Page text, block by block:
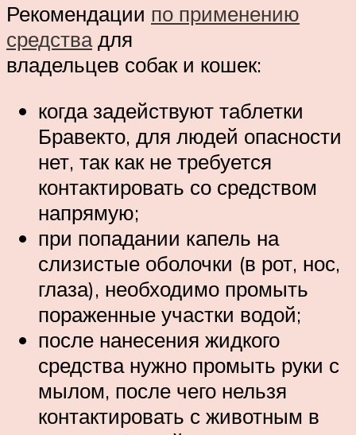
Рекомендации по применению
средствадля
владельцев собак и кошек:
когда задействуют таблетки
Бравекто, для людей опасности
нет, так как не требуется
контактировать со средством
напрямую;
при попадании капель на
слизистые оболочки (в рот, нос,
глаза), необходимо промыть
пораженные участки водой;
после нанесения жидкого
средства нужно промыть руки с
мылом, после чего нельзя
контактировать с животным в